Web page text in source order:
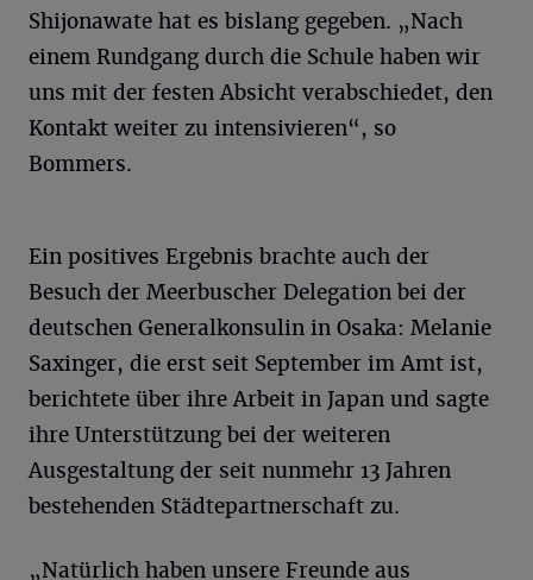
Shijonawate hat es bislang gegeben. „Nach
einem Rundgang durch die Schule haben wir
uns mit der festen Absicht verabschiedet, den
Kontakt weiter zu intensivieren“, so
Bommers.
Ein positives Ergebnis brachte auch der
Besuch der Meerbuscher Delegation bei der
deutschen Generalkonsulin in Osaka: Melanie
Saxinger, die erst seit September im Amt ist,
berichtete über ihre Arbeit in Japan und sagte
ihre Unterstützung bei der weiteren
Ausgestaltung der seit nunmehr 13 Jahren
bestehenden Städtepartnerschaft zu.
„Natürlich haben unsere Freunde aus